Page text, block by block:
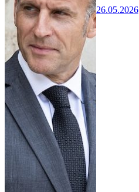
26.05.2026